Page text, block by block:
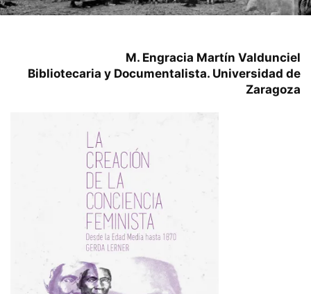
M. Engracia Martín Valdunciel
Bibliotecaria y Documentalista. Universidad de
Zaragoza